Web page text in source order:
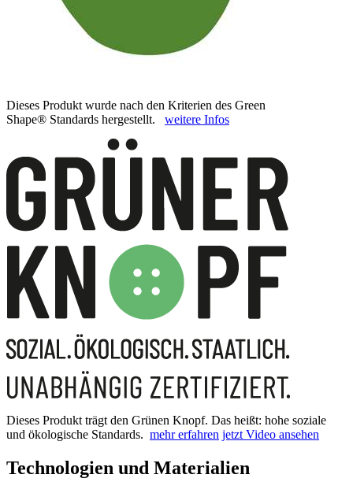
Dieses Produkt wurde nach den Kriterien des Green
Shape® Standards hergestellt. weitere Infos
Dieses Produkt trägt den Grünen Knopf. Das heißt: hohe soziale
und ökologische Standards. mehr erfahren jetzt Video ansehen
Technologien und Materialien